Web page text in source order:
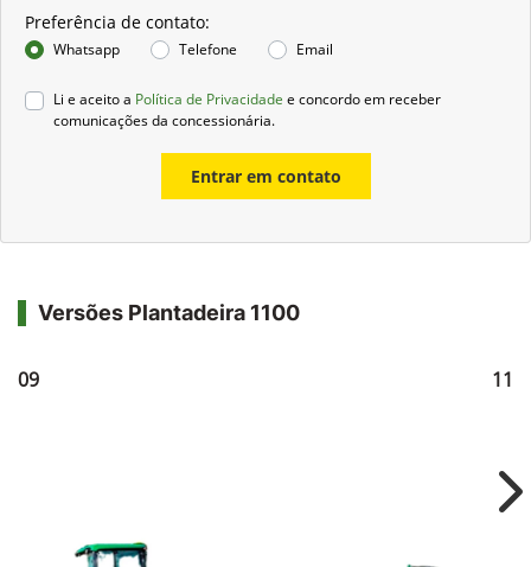
Preferência de contato:
Whatsapp Telefone Email
Li e aceito a Política de Privacidade e concordo em receber
comunicações da concessionária.
Entrar em contato
Versões Plantadeira 1100